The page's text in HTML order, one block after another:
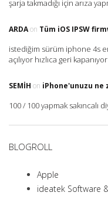
şarja takmadığı için arıza
ARDAon Tüm iOS IPSW
istediğim sürüm iphone 4s
açılıyor hızlıca geri
SEMIH on iPhone'unuzu ne
100 / 100 yapmak sakıncalı
BLOGROLL
Apple
ideatek Software